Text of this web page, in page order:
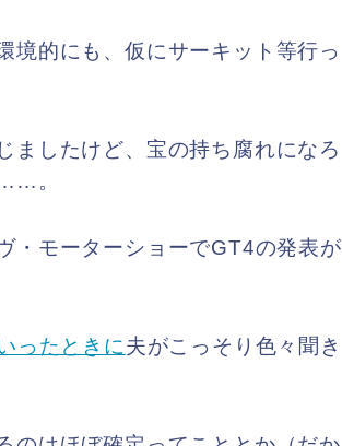
境的にも、仮にサーキット等行っ
ましたけど、宝の持ち腐れになろ
。
モーターショーでGT4の発表が
ったときに夫がこっそり色々聞き